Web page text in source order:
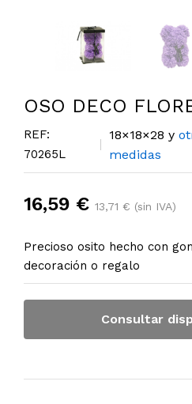
OSO DECO
REF:
70265L
18×18×28 y
medidas
16,59 € 13,71 € (sin IVA)
Precioso osito hecho con
decoración o regalo
Consultar